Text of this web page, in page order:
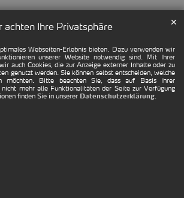
achten Ihre Privatsphäre
Webseiten-Erlebnis bieten. Dazu verwenden wir
unserer Website notwendig sind. Mit Ihrer
auch Cookies, die zur Anzeige externer Inhalte oder zu
genutzt werden. Sie können selbst entscheiden, welche
möchten. Bitte beachten Sie, dass auf Basis Ihrer
nicht mehr alle Funktionalitäten der Seite zur Verfügung
finden Sie in unserer Datenschutzerklärung.
✕